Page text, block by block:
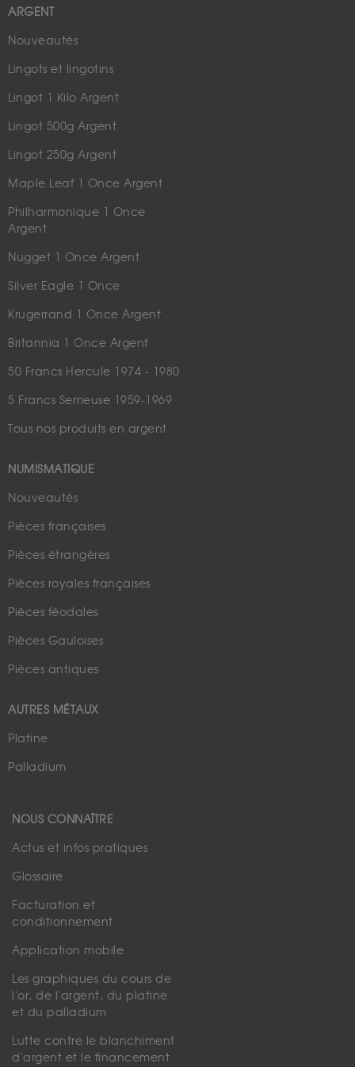
ARGENT
Nouveautés
Lingots et lingotins
Lingot 1 Kilo Argent
Lingot 500g Argent
Lingot 250g Argent
Maple Leaf 1 Once Argent
Philharmonique 1 Once
Argent
Nugget 1 Once Argent
Silver Eagle 1 Once
Krugerrand 1 Once Argent
Britannia 1 Once Argent
50 Francs Hercule 1974 - 1980
5 Francs Semeuse 1959-1969
Tous nos produits en argent
NUMISMATIQUE
Nouveautés
Pièces françaises
Pièces étrangères
Pièces royales françaises
Pièces féodales
Pièces Gauloises
Pièces antiques
AUTRES MÉTAUX
Platine
Palladium
NOUS CONNAÎTRE
Actus et infos pratiques
Glossaire
Facturation et
conditionnement
Application mobile
Les graphiques du cours de
l'or, de l'argent, du platine
et du palladium
Lutte contre le blanchiment
d'argent et le financement